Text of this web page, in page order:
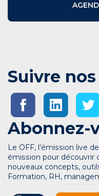
Suivre
Abonnez-
Le OFF, l’émission live
émission pour découvrir
nouveaux concepts,
Formation, RH,